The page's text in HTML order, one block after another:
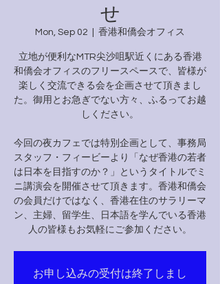
せ
Mon, Sep 02 香港和僑会オフィス
立地が便利なMTR尖沙咀駅近くにある香港
和僑会オフィスのフリースペースで、皆様が
楽しく交流できる会を企画させて頂きまし
た。御用とお急ぎでない方々、ふるってお越
しください。
今回の夜カフェでは特別企画として、事務局
スタッフ・フィービーより「なぜ香港の若者
は日本を目指すのか？」というタイトルでミ
ニ講演会を開催させて頂きます。香港和僑会
の会員だけではなく、香港在住のサラリーマ
ン、主婦、留学生、日本語を学んでいる香港
人の皆様もお気軽にご参加ください。
お申し込みの受付は終了しまし